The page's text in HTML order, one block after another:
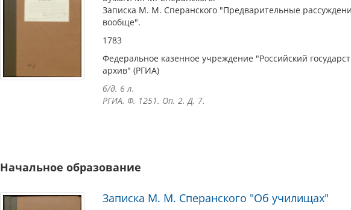
Записка М. М. Сперанского "Предварительные
вообще".
1783
Федеральное казенное учреждение "Российский
архив" (РГИА)
б/д. 6 л.
РГИА. Ф. 1251. Оп. 2. Д. 7.
Начальное образование
Записка М. М. Сперанского "Об училищах"